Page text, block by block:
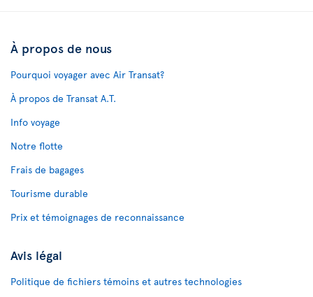
À propos de nous
Pourquoi voyager avec Air Transat?
À propos de Transat A.T.
Info voyage
Notre flotte
Frais de bagages
Tourisme durable
Prix et témoignages de reconnaissance
Avis légal
Politique de fichiers témoins et autres technologies